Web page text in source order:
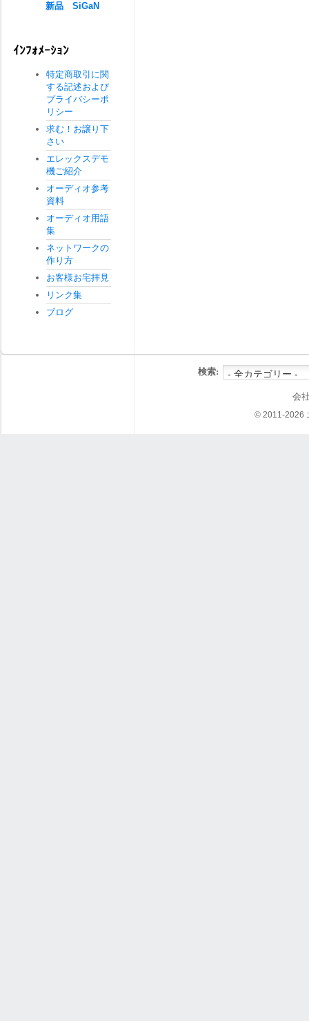
新品 SiGaN
ｲﾝﾌｫﾒｰｼｮﾝ
特定商取引に関
する記述および
プライバシーポ
リシー
求む！お譲り下
さい
エレックスデモ
機ご紹介
オーディオ参考
資料
オーディオ用語
集
ネットワークの
作り方
お客様お宅拝見
リンク集
ブログ
検索:
会
© 2011-2026